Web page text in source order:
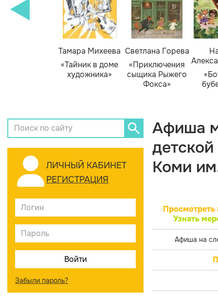
Тамара Михеева
«Тайник в доме
художника»
Светлана Горева
«Приключения
сыщика Рыжего
Фокса»
ЛИЧНЫЙ КАБИНЕТ
РЕГИСТРАЦИЯ
Забыли пароль?
Афиша
Коми
Просмотреть
Узнать
Афиша на